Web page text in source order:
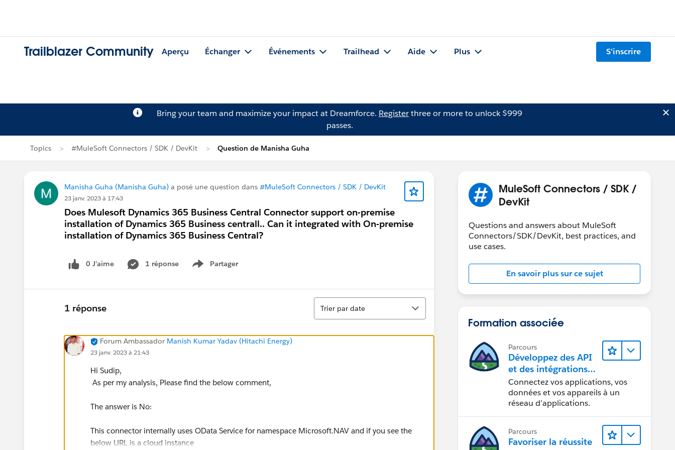
Trailblazer Community Aperçu Échanger Événements Trailhead Aide Plus S'inscrire
Bring your team and maximize your impact at Dreamforce. Registerthree or more to unlock $999
passes.
Topics #MuleSoft Connectors / SDK / DevKit Question de Manisha Guha
Manisha Guha (Manisha Guha) a posé une question dans #MuleSoft Connectors / SDK / DevKit
23 janv. 2023 à 17:43
Does Mulesoft Dynamics 365 Business Central Connector support on-premise
installation of Dynamics 365 Business centrall.. Can it integrated with On-premise
installation of Dynamics 365 Business Central?
0 J’aime 1 réponse Partager
Show menu
1 réponse
Tri
Trier par date
Forum Ambassador Manish Kumar Yadav (Hitachi Energy)
23 janv. 2023 à 21:43
Hi Sudip,
As per my analysis, Please find the below comment,
The answer is No:
This connector internally uses OData Service for namespace Microsoft.NAV and if you see the
below URL is a cloud instance
MuleSoft Connectors / SDK /
DevKit
Questions and answers about MuleSoft
Connectors/SDK/DevKit, best practices, and
use cases.
En savoir plus sur ce sujet
Formation associée
Parcours
Développez des API
et des intégrations
formidables avec
MuleSoft
Connectez vos applications, vos
données et vos appareils à un
réseau d’applications.
Parcours
Favoriser la réussite